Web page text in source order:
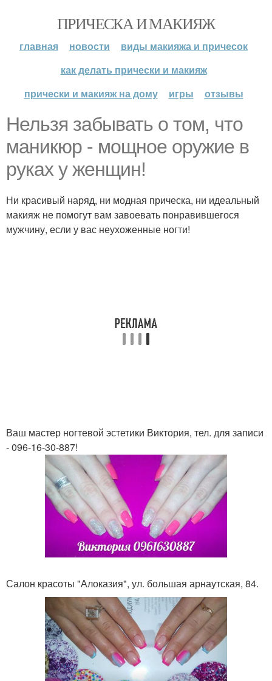
ПРИЧЕСКА И МАКИЯЖ
главная новости
виды макияжа и причесок
как делать прически и макияж
прически и макияж на дому
игры отзывы
Нельзя забывать о том, что
маникюр - мощное оружие в
руках у женщин!
Ни красивый наряд, ни модная прическа, ни идеальный
макияж не помогут вам завоевать понравившегося
мужчину, если у вас неухоженные ногти!
Ваш мастер ногтевой эстетики Виктория, тел. для записи
- 096-16-30-887!
Салон красоты "Алоказия", ул. большая арнаутская, 84.